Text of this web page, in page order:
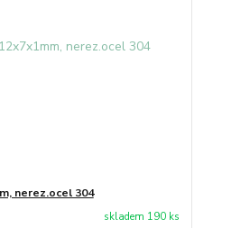
nerez.ocel 304
skladem 190 ks